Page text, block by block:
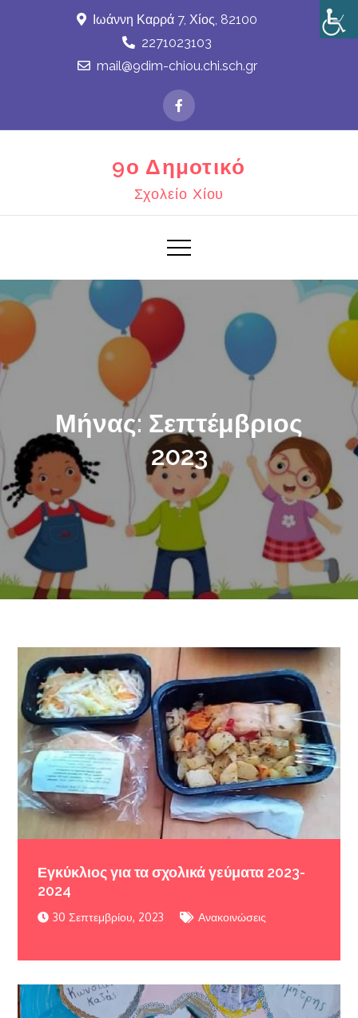
Ιωάννη Καρρά 7, Χίος, 82100
2271023103
mail@9dim-chiou.chi.sch.gr
9ο Δημοτικό
Σχολείο Χίου
Μήνας: Σεπτέμβριος
2023
Εγκύκλιος για τα σχολικά γεύματα 2023-
2024
30 Σεπτεμβρίου, 2023 Ανακοινώσεις